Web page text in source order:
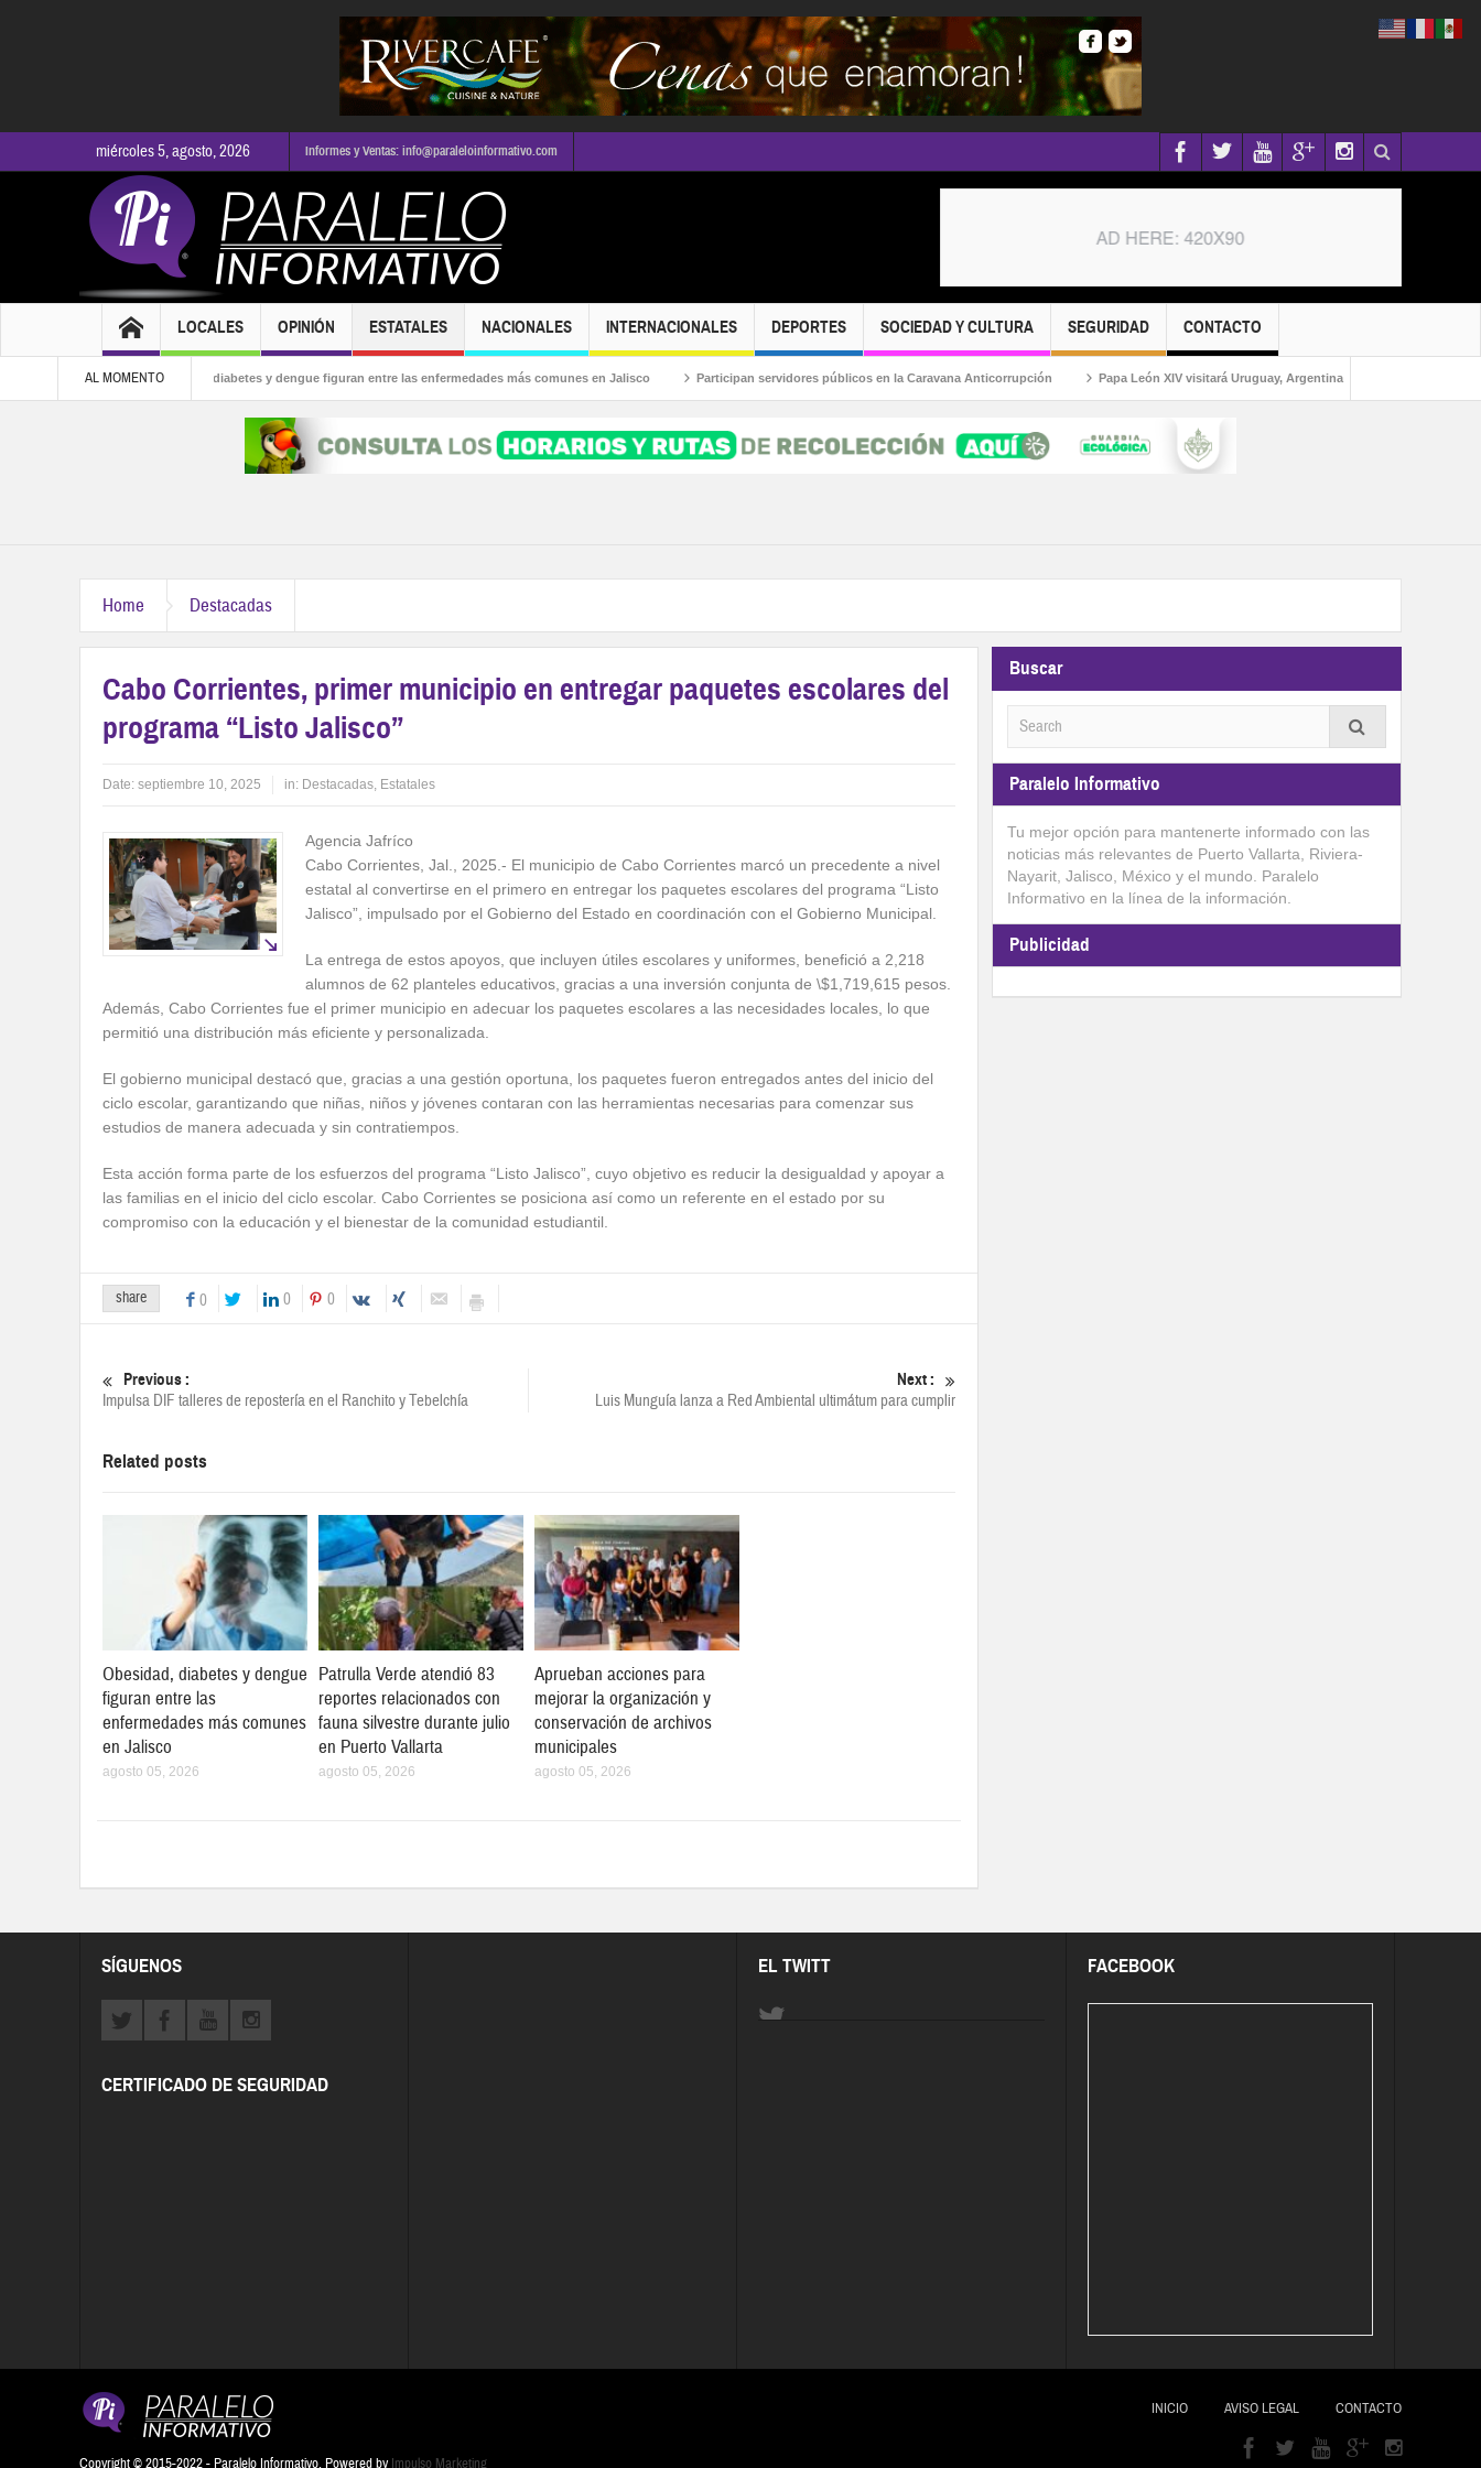
miércoles 5, agosto, 2026 Informes y Ventas: info@paraleloinformativo.com
LOCALES OPINIÓN ESTATALES NACIONALES INTERNACIONALES DEPORTES SOCIEDAD Y CULTURA SEGURIDAD CONTACTO
AL MOMENTO
Obesidad, diabetes y dengue figuran entre las enfermedades más comunes en Jalisco Participan servidores públicos en la Caravana Anticorrupción Papa León XIV visitará Uruguay, Argentina y Perú en noviembre del 2026
Home Destacadas
Cabo Corrientes, primer municipio en entregar paquetes escolares del
programa “Listo Jalisco”
Date: septiembre 10, 2025 in: Destacadas, Estatales
Agencia Jafríco
Cabo Corrientes, Jal., 2025.- El municipio de Cabo Corrientes marcó un precedente a nivel
estatal al convertirse en el primero en entregar los paquetes escolares del programa “Listo
Jalisco”, impulsado por el Gobierno del Estado en coordinación con el Gobierno Municipal.
La entrega de estos apoyos, que incluyen útiles escolares y uniformes, benefició a 2,218
alumnos de 62 planteles educativos, gracias a una inversión conjunta de \$1,719,615 pesos.
Además, Cabo Corrientes fue el primer municipio en adecuar los paquetes escolares a las necesidades locales, lo que
permitió una distribución más eficiente y personalizada.
El gobierno municipal destacó que, gracias a una gestión oportuna, los paquetes fueron entregados antes del inicio del
ciclo escolar, garantizando que niñas, niños y jóvenes contaran con las herramientas necesarias para comenzar sus
estudios de manera adecuada y sin contratiempos.
Esta acción forma parte de los esfuerzos del programa “Listo Jalisco”, cuyo objetivo es reducir la desigualdad y apoyar a
las familias en el inicio del ciclo escolar. Cabo Corrientes se posiciona así como un referente en el estado por su
compromiso con la educación y el bienestar de la comunidad estudiantil.
share 0 0 0
Previous :
Impulsa DIF talleres de repostería en el Ranchito y Tebelchía
Next :
Luis Munguía lanza a Red Ambiental ultimátum para cumplir
Related posts
Obesidad, diabetes y dengue
figuran entre las
enfermedades más comunes
en Jalisco
agosto 05, 2026
Patrulla Verde atendió 83
reportes relacionados con
fauna silvestre durante julio
en Puerto Vallarta
agosto 05, 2026
Aprueban acciones para
mejorar la organización y
conservación de archivos
municipales
agosto 05, 2026
Buscar
Paralelo Informativo
Tu mejor opción para mantenerte informado con las
noticias más relevantes de Puerto Vallarta, Riviera-
Nayarit, Jalisco, México y el mundo. Paralelo
Informativo en la línea de la información.
Publicidad
SÍGUENOS
CERTIFICADO DE SEGURIDAD
EL TWITT FACEBOOK
INICIO AVISO LEGAL CONTACTO
Copyright © 2015-2022 - Paralelo Informativo. Powered by Impulso Marketing